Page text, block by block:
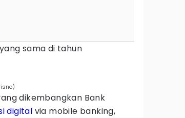
sama di tahun
dikembangkan Bank
digital via mobile banking,